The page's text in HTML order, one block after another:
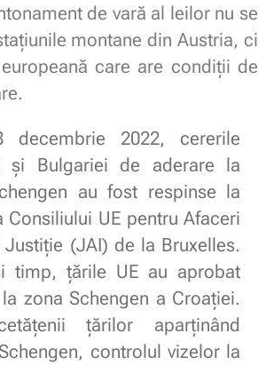
de vară al leilor nu se
montane din Austria, ci
care are condiții de
decembrie 2022, cererile
și Bulgariei de aderare la
au fost respinse la
Consiliului UE pentru Afaceri
Justiție (JAI) de la Bruxelles.
timp, țările UE au aprobat
zona Schengen a Croației.
țărilor aparținând
controlul vizelor la